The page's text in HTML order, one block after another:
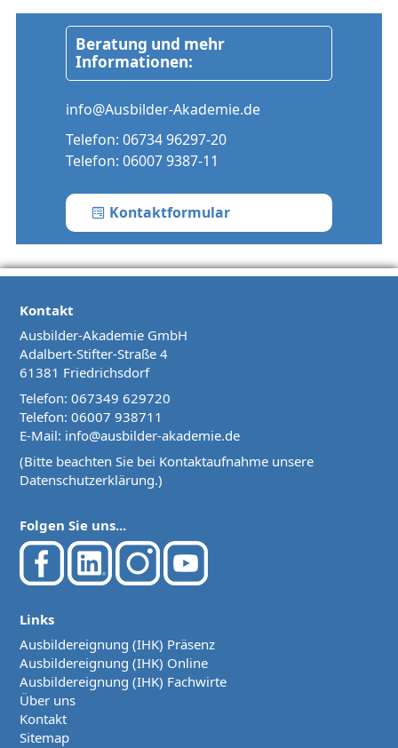
Beratung und mehr
Informationen:
info@Ausbilder-Akademie.de
Telefon: 06734 96297-20
Telefon: 06007 9387-11
Kontaktformular
Kontakt
Ausbilder-Akademie GmbH
Adalbert-Stifter-Straße 4
61381 Friedrichsdorf
Telefon: 067349 629720
Telefon: 06007 938711
E-Mail: info@ausbilder-akademie.de
(Bitte beachten Sie bei Kontaktaufnahme unsere
Datenschutzerklärung.)
Folgen Sie uns...
Links
Ausbildereignung (IHK) Präsenz
Ausbildereignung (IHK) Online
Ausbildereignung (IHK) Fachwirte
Über uns
Kontakt
Sitemap